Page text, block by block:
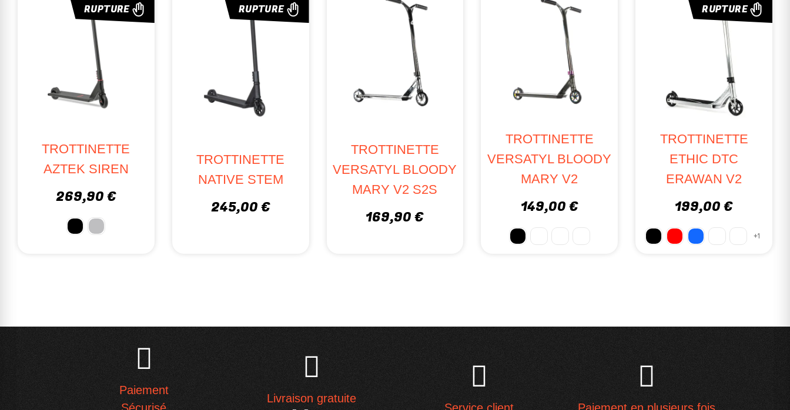
RUPTURE
TROTTINETTE
AZTEK SIREN
269,90 €
RUPTURE
TROTTINETTE
NATIVE STEM
245,00 €
TROTTINETTE
VERSATYL BLOODY
MARY V2 S2S
169,90 €
TROTTINETTE
VERSATYL BLOODY
MARY V2
149,00 €
RUPTURE
TROTTINETTE
ETHIC DTC
ERAWAN V2
199,00 €
+1
Paiement
Livraison gratuite